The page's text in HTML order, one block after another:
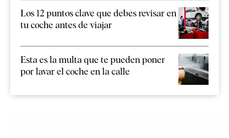
Los 12 puntos clave que debes revisar en
tu coche antes de viajar
Esta es la multa que te pueden poner
por lavar el coche en la calle